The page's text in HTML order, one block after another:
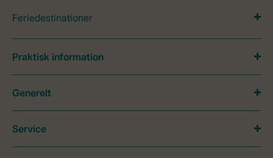
Feriedestinationer
Praktisk information
Generelt
Service